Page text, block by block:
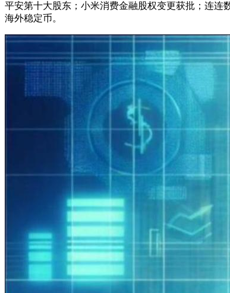
平安第十大股东；小米消费金融股权变更获批；连连
海外稳定币。